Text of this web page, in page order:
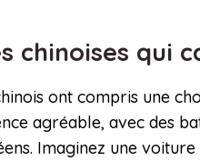
chinoises qui
ont compris une
agréable, avec des
Imaginez une